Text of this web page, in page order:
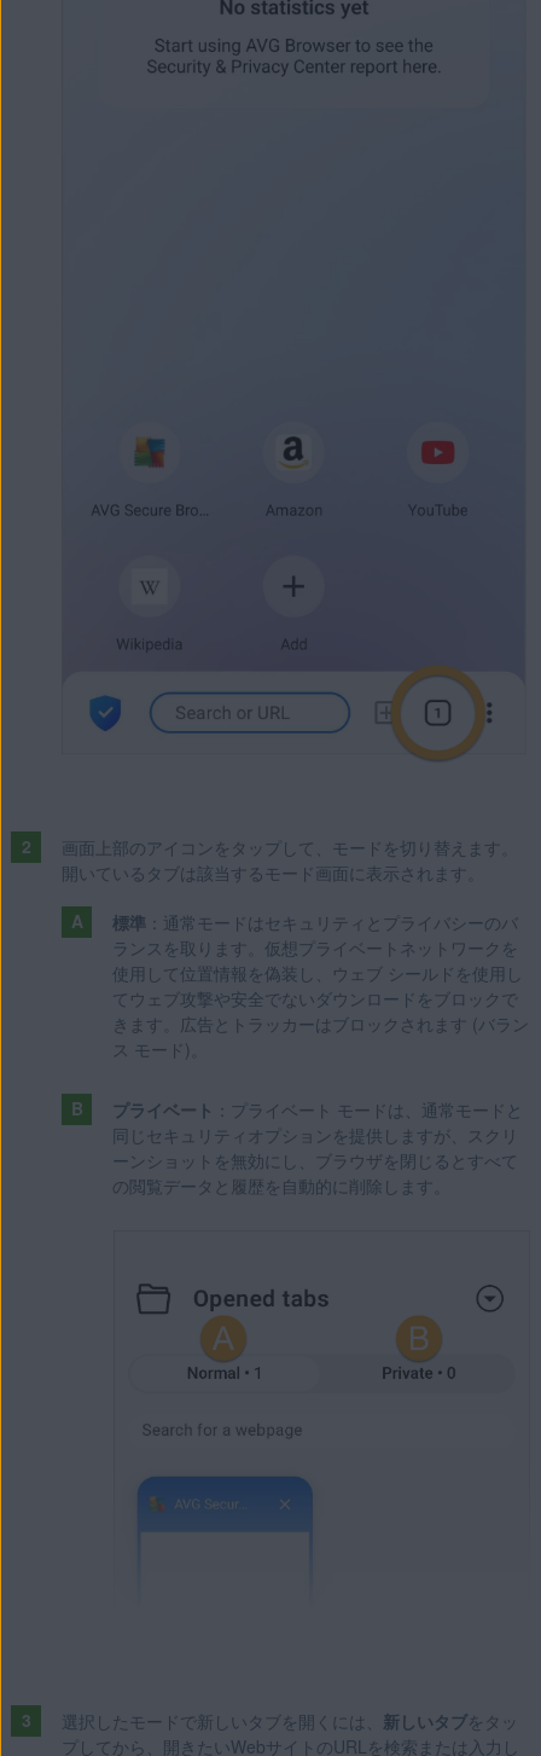
画面上部のアイコンをタップして、モードを切り替えます。
開いているタブは該当するモード画面に表示されます。
標準 ：通常モードはセキュリティとプライバシーのバ
ランスを取ります。仮想プライベートネットワークを
使用して位置情報を偽装し、ウェブ シールドを使用し
てウェブ攻撃や安全でないダウンロードをブロックで
きます。広告とトラッカーはブロックされます (バラン
ス モード)。
プライベート ：プライベート モードは、通常モードと
同じセキュリティオプションを提供しますが、スクリ
ーンショットを無効にし、ブラウザを閉じるとすべて
の閲覧データと履歴を自動的に削除します。
選択したモードで新しいタブを開くには、 新しいタブをタッ
プしてから、開きたいWebサイトのURLを検索または入力し